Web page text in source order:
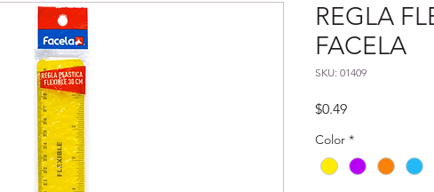
REGLA
FACELA
SKU: 01409
$0.49Precio
Color *